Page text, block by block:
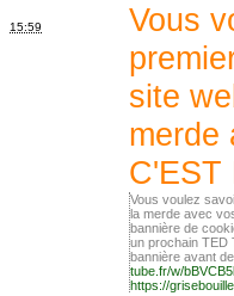
15:59
Vous
site
merde
C'EST
Vous voulez
la merde avec
bannière de
un prochain TED
bannière avant
tube.fr/w/
https://